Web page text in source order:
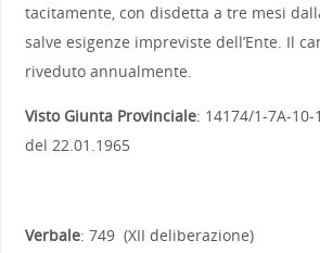
tacitamente, con disdetta a tre mesi
salve esigenze impreviste dell’Ente. Il
riveduto annualmente.
Visto Giunta Provinciale: 14174/1-7A-10-
del 22.01.1965
Verbale: 749 (XII